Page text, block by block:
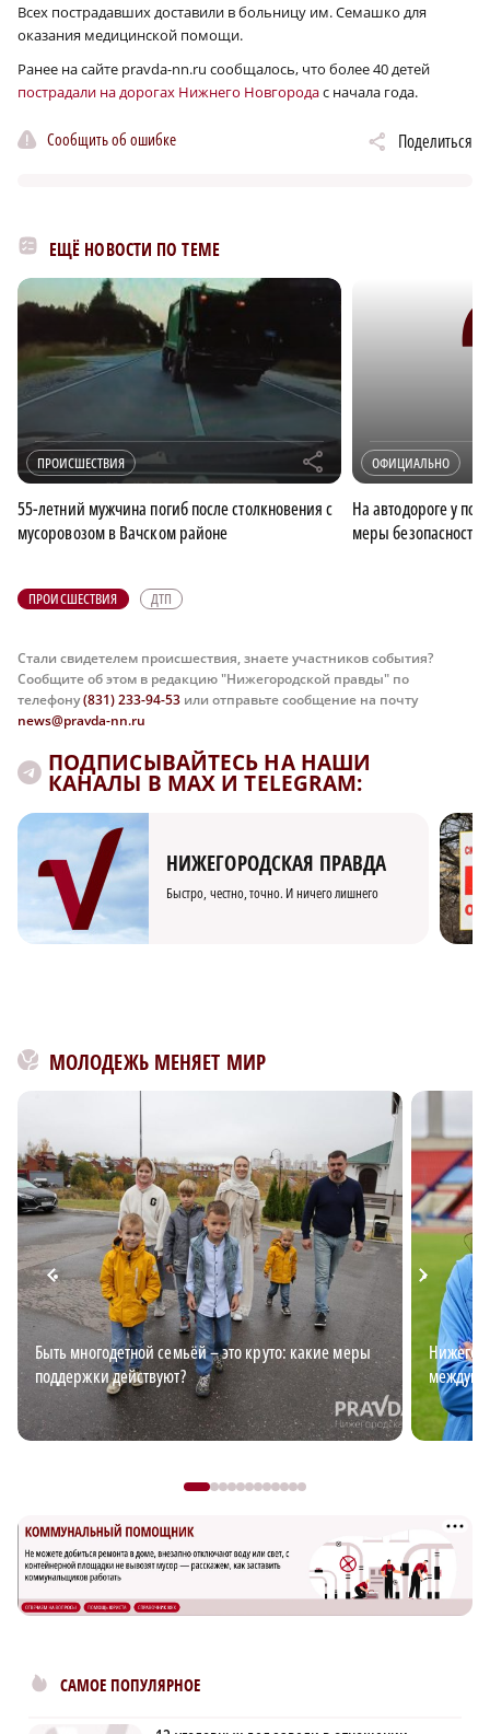
Всех пострадавших доставили в больницу им. Семашко для
оказания медицинской помощи.
Ранее на сайте pravda-nn.ru сообщалось, что более 40 детей
пострадали на дорогах Нижнего Новгородас начала года.
Сообщить об ошибке Поделиться
ЕЩЁ НОВОСТИ ПО ТЕМЕ
ПРОИСШЕСТВИЯ r
55-летний мужчина погиб после столкновения с
мусоровозом в Вачском районе
ОФИЦИАЛЬНО
На автодороге у
меры безопасности
ПРОИСШЕСТВИЯ ДТП
Стали свидетелем происшествия, знаете участников события?
Сообщите об этом в редакцию "Нижегородской правды" по
телефону(831) 233-94-53 или отправьте сообщение на почту
news@pravda-nn.ru
ПОДПИСЫВАЙТЕСЬ НА НАШИ
КАНАЛЫ В MAX И TELEGRAM:
НИЖЕГОРОДСКАЯ ПРАВДА
Быстро, честно, точно. И ничего лишнего
МОЛОДЕЖЬ МЕНЯЕТ МИР
Быть многодетной семьёй – это круто: какие меры
поддержки действуют?
САМОЕ ПОПУЛЯРНОЕ